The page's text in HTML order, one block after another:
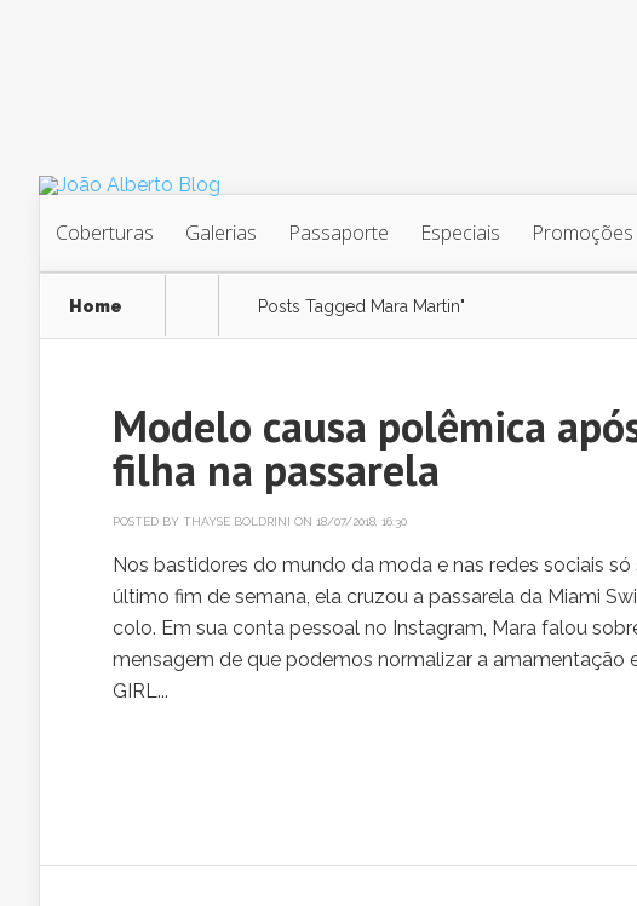
Coberturas Galerias Passaporte Especiais Promoções
Home Posts Tagged Mara Martin"
Modelo causa polêmica
filha na passarela
POSTED BY THAYSE BOLDRINI ON 18/07/2018, 16:30
Nos bastidores do mundo da moda e nas redes sociais
último fim de semana, ela cruzou a passarela da Miami
colo. Em sua conta pessoal no Instagram, Mara falou
mensagem de que podemos normalizar a amamentação
GIRL...